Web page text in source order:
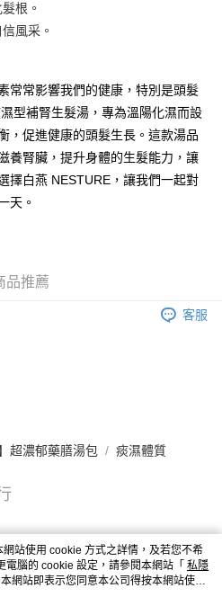
轉賬 注意事項： 1. 請檢查資料是否
成功付款 2. 轉帳完成請把收據
客服確認收款成功後便會立即確認您
1～2個工作天｜建議下載順豐官方
以上免運費
後客服 WhatsApp 傳送預約連結｜
根。
風采。
常常影響我們的健康，特別是頭髮
型補腎生髮湯，專為溫陽化濕而設
，促進健康的頭髮生長。這款湯品
養腎臟，提升身體的生髮能力，讓
擇白燕 NESTURE，讓我們一起對
天。
品推薦
客服
超濃郁藥膳湯包 痰濕體質
站使用 cookie 方式之詳情，及若您不希
腦的 cookie 設定，請參閱本網站「 私隱
網站即表示您同意本公司得按本網站使用